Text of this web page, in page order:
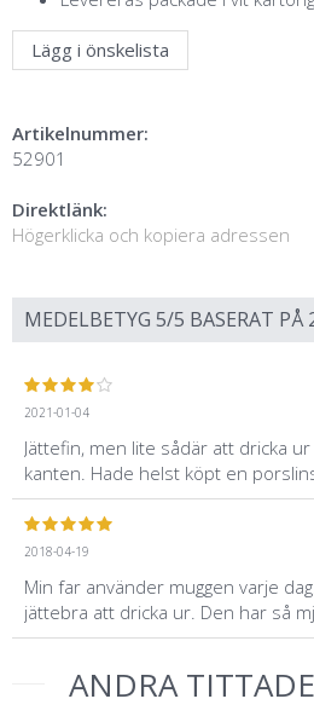
Lägg i önskelista
Artikelnummer:
52901
Direktlänk:
Högerklicka och kopiera adressen
MEDELBETYG 5/5 BASERAT PÅ
2021-01-04
Jättefin, men lite sådär att dricka
kanten. Hade helst köpt en
2018-04-19
Min far använder muggen varje
jättebra att dricka ur. Den har så
ANDRA